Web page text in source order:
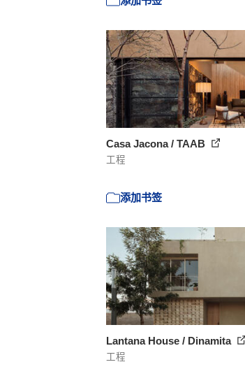
Casa Jacona / TAAB
工程
添加书签
Lantana House / Dinamita
工程